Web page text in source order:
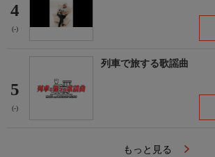
4
(-)
5
(-)
列車で旅する歌謡曲
もっと見る